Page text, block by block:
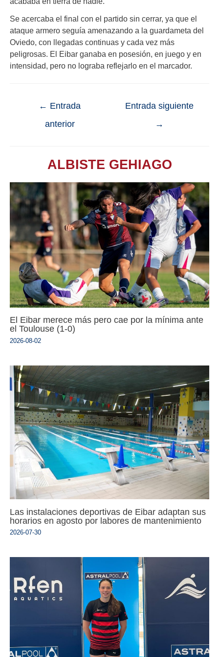
Se acercaba el final con el partido sin cerrar, ya que el
ataque armero seguía amenazando a la guardameta del
Oviedo, con llegadas continuas y cada vez más
peligrosas. El Eibar ganaba en posesión, en juego y en
intensidad, pero no lograba reflejarlo en el marcador.
← Entrada
anterior
Entrada siguiente
→
ALBISTE GEHIAGO
El Eibar merece más pero cae por la mínima ante
el Toulouse (1-0)
2026-08-02
Las instalaciones deportivas de Eibar adaptan sus
horarios en agosto por labores de mantenimiento
2026-07-30